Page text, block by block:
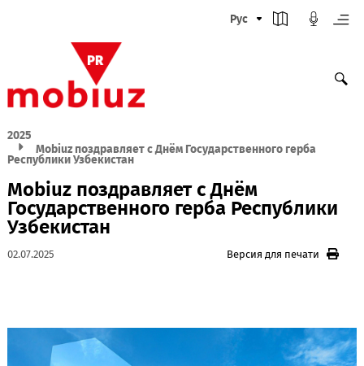
Рус
2025
Mobiuz поздравляет с Днём Государственного герба
Республики Узбекистан
Mobiuz поздравляет с Днём
Государственного герба
Узбекистан